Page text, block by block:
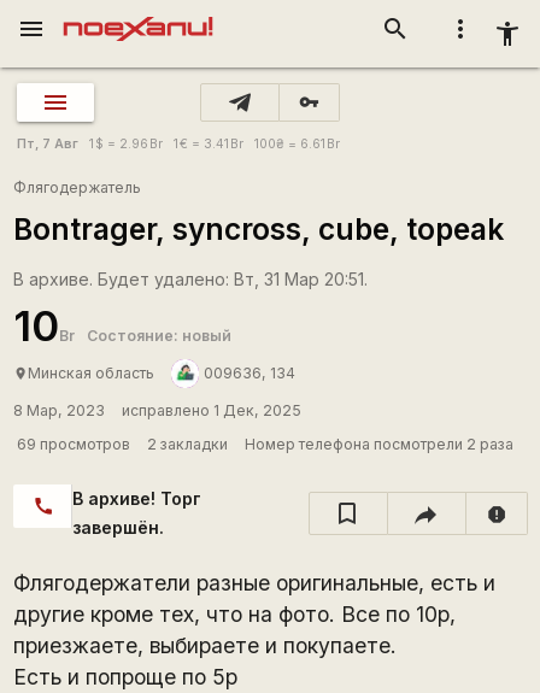
more_vert accessibility_new
search
menu
vpn_key
Пт, 7 Авг 1 $ = 2.96 Br 1€ = 3.41 Br 100₴ = 6.61 Br
Флягодержатель
Bontrager, syncross, cube, topeak
В архиве. Будет удалено: Вт, 31 Мар 20:51.
10Br Состояние: новый
place Минская область 009636, 134
8 Мар, 2023
исправлено 1 Дек, 2025
69 просмотров
2 закладки Номер телефона посмотрели 2 раза
call
В архиве! Торг
завершён.
report
Флягодержатели разные оригинальные, есть и
другие кроме тех, что на фото. Все по 10р,
приезжаете, выбираете и покупаете.
Есть и попроще по 5р